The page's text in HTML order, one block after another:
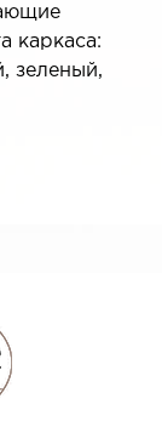
каркаса:
зеленый,